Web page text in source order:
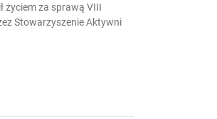
życiem za sprawą VIII
Stowarzyszenie Aktywni